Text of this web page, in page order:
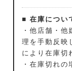
■ 在庫につい
・他店舗・
理を手動反映
により在庫切
・在庫切れ